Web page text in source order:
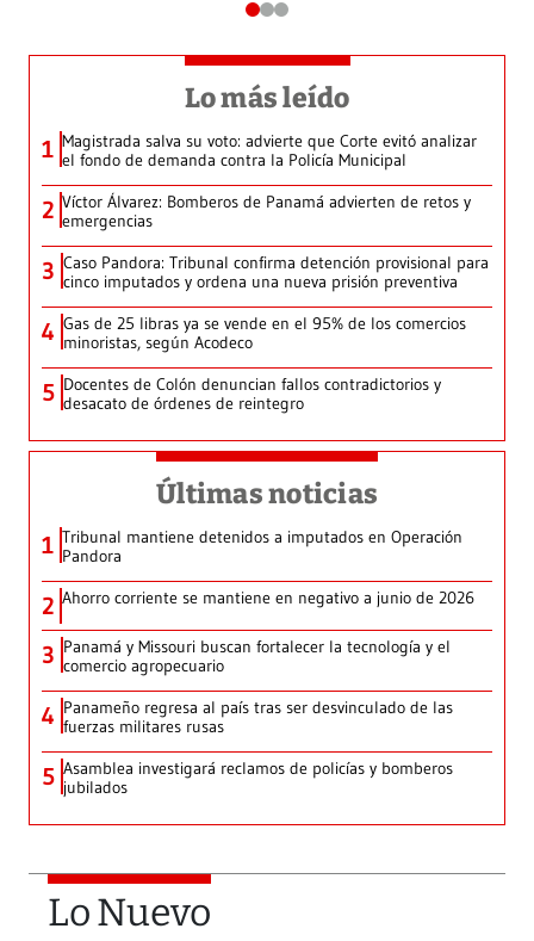
Lo más leído
1 Magistrada salva su voto: advierte que Corte evitó analizar
el fondo de demanda contra la Policía Municipal
2 Víctor Álvarez: Bomberos de Panamá advierten de retos y
emergencias
3 Caso Pandora: Tribunal confirma detención provisional para
cinco imputados y ordena una nueva prisión preventiva
4 Gas de 25 libras ya se vende en el 95% de los comercios
minoristas, según Acodeco
5 Docentes de Colón denuncian fallos contradictorios y
desacato de órdenes de reintegro
Últimas noticias
1 Tribunal mantiene detenidos a imputados en Operación
Pandora
2 Ahorro corriente se mantiene en negativo a junio de 2026
3 Panamá y Missouri buscan fortalecer la tecnología y el
comercio agropecuario
4 Panameño regresa al país tras ser desvinculado de las
fuerzas militares rusas
5 Asamblea investigará reclamos de policías y bomberos
jubilados
Lo Nuevo